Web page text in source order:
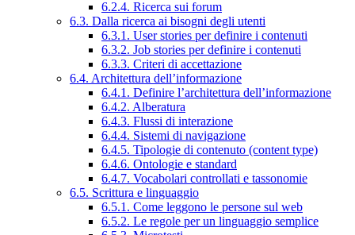
6.2.4. Ricerca sui forum
6.3. Dalla ricerca ai bisogni degli utenti
6.3.1. User stories per definire i contenuti
6.3.2. Job stories per definire i contenuti
6.3.3. Criteri di accettazione
6.4. Architettura dell’informazione
6.4.1. Definire l’architettura dell’informazione
6.4.2. Alberatura
6.4.3. Flussi di interazione
6.4.4. Sistemi di navigazione
6.4.5. Tipologie di contenuto (content type)
6.4.6. Ontologie e standard
6.4.7. Vocabolari controllati e tassonomie
6.5. Scrittura e linguaggio
6.5.1. Come leggono le persone sul web
6.5.2. Le regole per un linguaggio semplice